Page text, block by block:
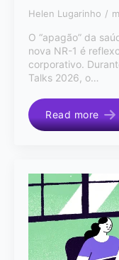
Helen Lugarinho
O “apagão” da
nova NR-1 é
corporativo.
Talks 2026, o…
Read more